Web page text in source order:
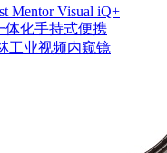
Mentor Visual iQ+
体化手持式便携
工业视频内窥镜